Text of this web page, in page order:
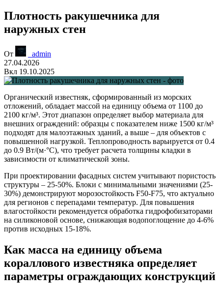
Плотность ракушечника для
наружных стен
От
_admin
27.04.2026
Вкл 19.10.2025
Органический известняк, сформированный из морских
отложений, обладает массой на единицу объема от 1100 до
2100 кг/м³. Этот диапазон определяет выбор материала для
внешних ограждений: образцы с показателем ниже 1500 кг/м³
подходят для малоэтажных зданий, а выше – для объектов с
повышенной нагрузкой. Теплопроводность варьируется от 0.4
до 0.9 Вт/(м·°C), что требует расчета толщины кладки в
зависимости от климатической зоны.
При проектировании фасадных систем учитывают пористость
структуры – 25-50%. Блоки с минимальными значениями (25-
30%) демонстрируют морозостойкость F50-F75, что актуально
для регионов с перепадами температур. Для повышения
влагостойкости рекомендуется обработка гидрофобизаторами
на силиконовой основе, снижающая водопоглощение до 4-6%
против исходных 15-18%.
Как масса на единицу объема
кораллового известняка определяет
параметры ограждающих конструкций